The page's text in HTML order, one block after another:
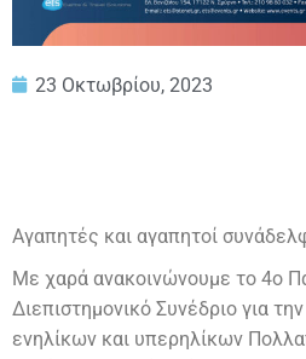
23 Οκτωβρίου, 2023
Αγαπητές και αγαπητοί
Με χαρά ανακοινώνουμε το 4ο
Διεπιστημονικό Συνέδριο για
ενηλίκων και υπερηλίκων